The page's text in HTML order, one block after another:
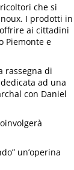
che si
I prodotti in
ai cittadini
Piemonte e
rassegna di
ad una
con Daniel
un’operina